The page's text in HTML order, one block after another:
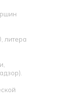
литера